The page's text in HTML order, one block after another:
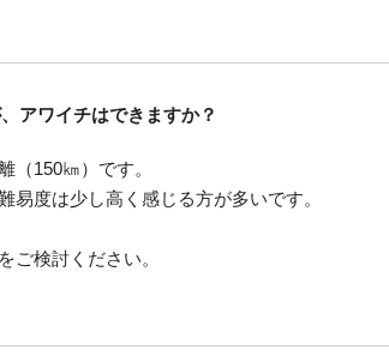
アワイチはできますか？
（150㎞）です。
度は少し高く感じる方が多いです。
ご検討ください。